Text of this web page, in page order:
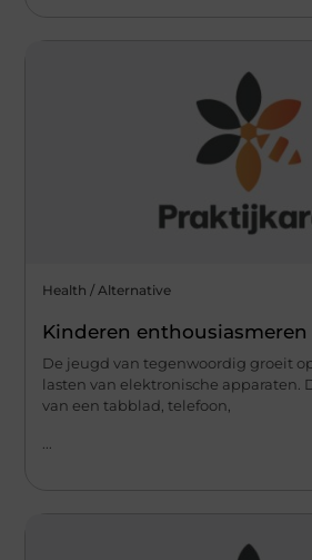
Health / Alternative
Kinderen enthousiasmeren
De jeugd van tegenwoordig groeit
lasten van elektronische apparaten.
van een tabblad, telefoon,